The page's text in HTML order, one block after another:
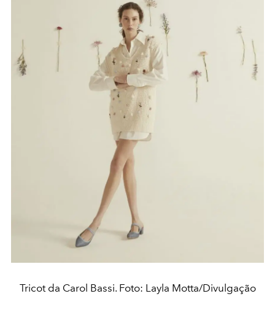
Tricot da Carol Bassi. Foto: Layla Motta/Divulgação